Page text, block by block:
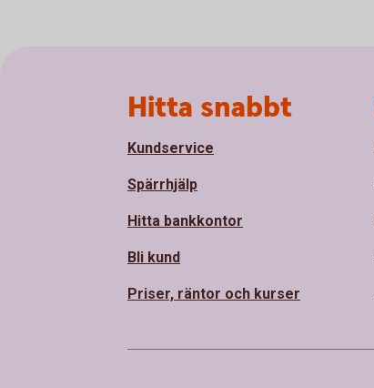
Hitta snabbt
Kundservice
Spärrhjälp
Hitta bankkontor
Bli kund
Priser, räntor och kurser